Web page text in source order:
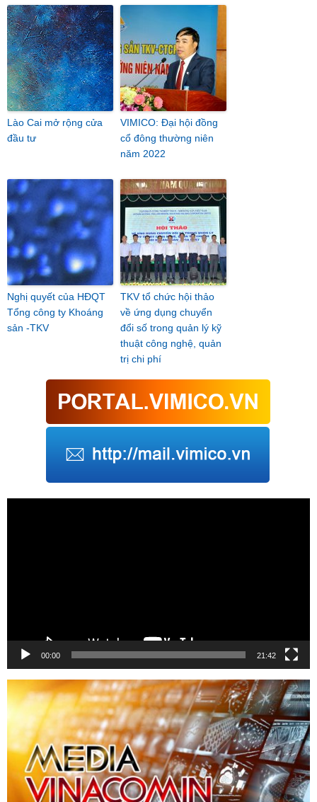
Lào Cai mở rộng cửa
đầu tư
VIMICO: Đại hội đồng
cổ đông thường niên
năm 2022
Nghị quyết của HĐQT
Tổng công ty Khoáng
sản -TKV
TKV tổ chức hội thảo
về ứng dụng chuyển
đổi số trong quản lý kỹ
thuật công nghệ, quản
trị chi phí
00:00 21:42